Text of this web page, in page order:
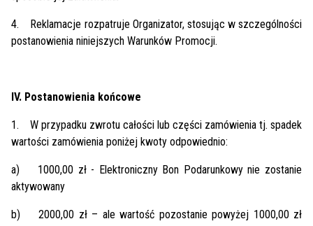
4. Reklamacje rozpatruje Organizator, stosując w szczególności
postanowienia niniejszych Warunków Promocji.
IV. Postanowienia końcowe
1. W przypadku zwrotu całości lub części zamówienia tj. spadek
wartości zamówienia poniżej kwoty odpowiednio:
a) 1000,00 zł - Elektroniczny Bon Podarunkowy nie zostanie
aktywowany
b) 2000,00 zł – ale wartość pozostanie powyżej 1000,00 zł